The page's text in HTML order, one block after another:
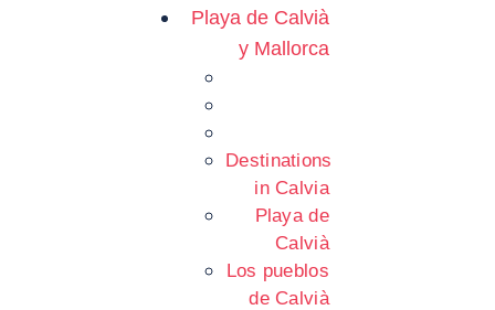
Playa de Calvià
y Mallorca
Destinations
in Calvia
Playa de
Calvià
Los pueblos
de Calvià